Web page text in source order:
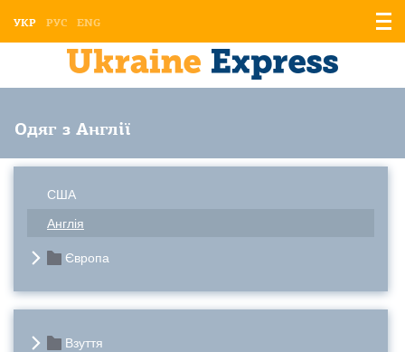
УКР РУС ENG
Одяг з Англії
США
Англія
Європа
Взуття